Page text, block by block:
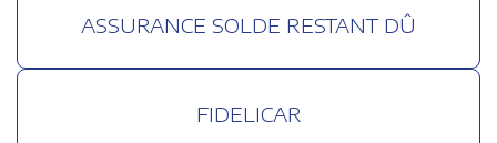
ASSURANCE SOLDE RESTANT DÛ
FIDELICAR